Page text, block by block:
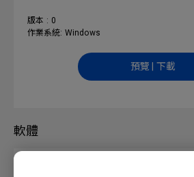
版本 : 0
作業系統: Windows
預覽 | 下載
軟體